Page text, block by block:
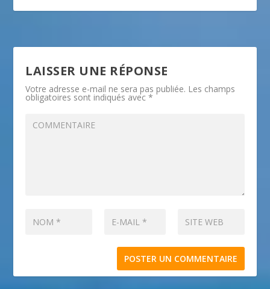
LAISSER UNE RÉPONSE
Votre adresse e-mail ne sera pas publiée. Les champs
obligatoires sont indiqués avec*